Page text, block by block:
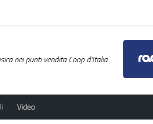
nei punti vendita Coop d'Italia
Video